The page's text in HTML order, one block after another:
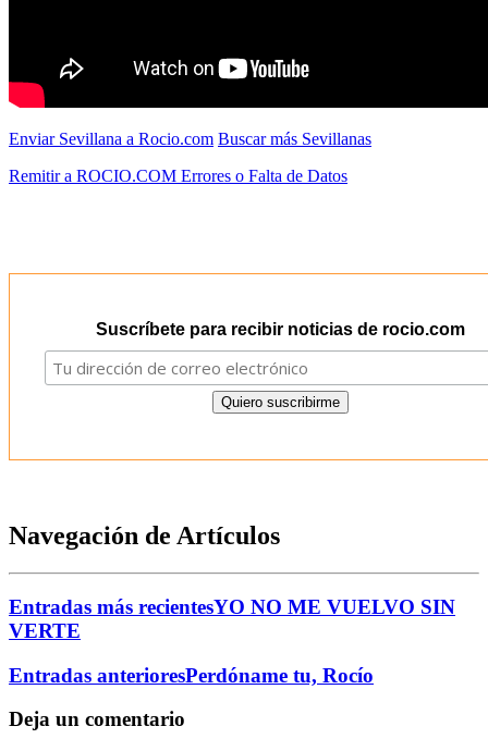
Enviar Sevillana a Rocio.com Buscar más Sevillanas
Remitir a ROCIO.COM Errores o Falta de Datos
Suscríbete para recibir noticias de rocio.com
Navegación de Artículos
Entradas más recientesYO NO ME VUELVO SIN
VERTE
Entradas anterioresPerdóname tu, Rocío
Deja un comentario